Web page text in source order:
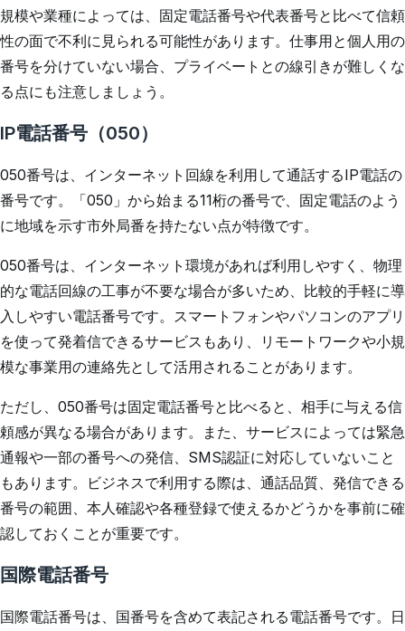
規模や業種によっては、固定電話番号や代表番号と比べて信頼
性の面で不利に見られる可能性があります。仕事用と個人用の
番号を分けていない場合、プライベートとの線引きが難しくな
る点にも注意しましょう。
IP電話番号（050）
050番号は、インターネット回線を利用して通話するIP電話の
番号です。「050」から始まる11桁の番号で、固定電話のよう
に地域を示す市外局番を持たない点が特徴です。
050番号は、インターネット環境があれば利用しやすく、物理
的な電話回線の工事が不要な場合が多いため、比較的手軽に導
入しやすい電話番号です。スマートフォンやパソコンのアプリ
を使って発着信できるサービスもあり、リモートワークや小規
模な事業用の連絡先として活用されることがあります。
ただし、050番号は固定電話番号と比べると、相手に与える信
頼感が異なる場合があります。また、サービスによっては緊急
通報や一部の番号への発信、SMS認証に対応していないこと
もあります。ビジネスで利用する際は、通話品質、発信できる
番号の範囲、本人確認や各種登録で使えるかどうかを事前に確
認しておくことが重要です。
国際電話番号
国際電話番号は、国番号を含めて表記される電話番号です。日